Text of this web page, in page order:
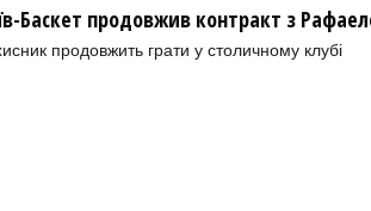
Баскет продовжив контракт з
продовжить грати у столичному клубі